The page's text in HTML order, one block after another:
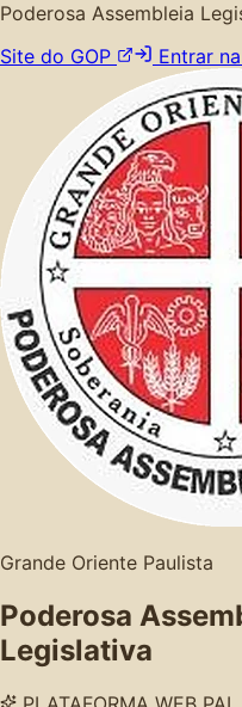
Poderosa Assembleia
Site do GOP
Entrar
Grande Oriente Paulista
Poderosa
Legislativa